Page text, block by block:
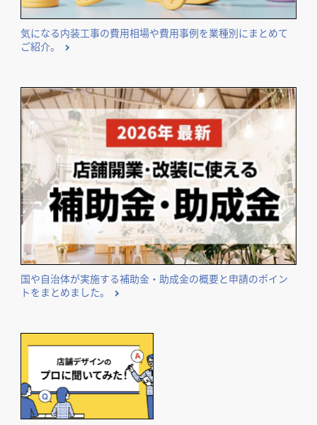
気になる内装工事の費用相場や費用事例を業種別にまとめて
ご紹介。
国や自治体が実施する補助金・助成金の概要と申請のポイン
トをまとめました。